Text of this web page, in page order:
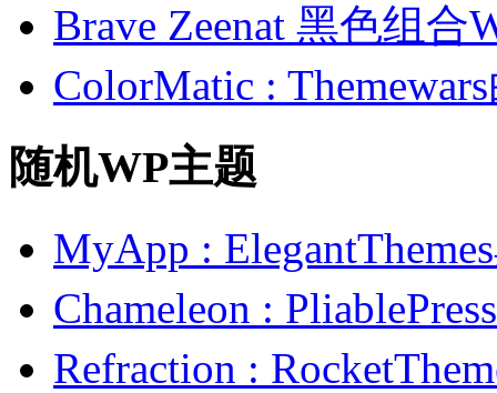
Brave Zeenat 黑色组合
ColorMatic :
随机WP主题
MyApp :
Chameleon :
Refraction :